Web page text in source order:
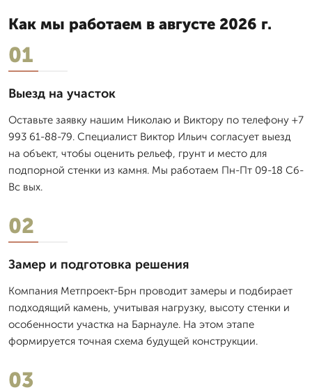
Как мы работаем в августе 2026 г.
01
Выезд на участок
Оставьте заявку нашим Николаю и Виктору по телефону +7
993 61-88-79. Специалист Виктор Ильич согласует выезд
на объект, чтобы оценить рельеф, грунт и место для
подпорной стенки из камня. Мы работаем Пн-Пт 09-18 Сб-
Вс вых.
02
Замер и подготовка решения
Компания Метпроект-Брн проводит замеры и подбирает
подходящий камень, учитывая нагрузку, высоту стенки и
особенности участка на Барнауле. На этом этапе
формируется точная схема будущей конструкции.
03